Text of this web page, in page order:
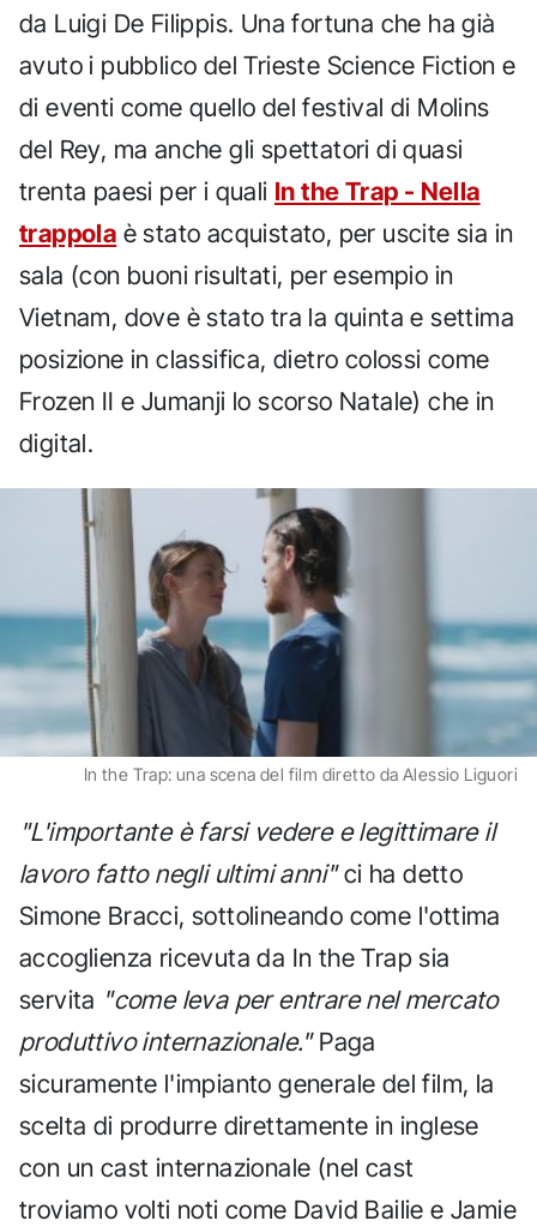
da Luigi De Filippis. Una fortuna che ha già
avuto i pubblico del Trieste Science Fiction e
di eventi come quello del festival di Molins
del Rey, ma anche gli spettatori di quasi
trenta paesi per i quali In the Trap - Nella
trappola è stato acquistato, per uscite sia in
sala (con buoni risultati, per esempio in
Vietnam, dove è stato tra la quinta e settima
posizione in classifica, dietro colossi come
Frozen II e Jumanji lo scorso Natale) che in
digital.
In the Trap: una scena del film diretto da Alessio Liguori
"L'importante è farsi vedere e legittimare il
lavoro fatto negli ultimi anni"ci ha detto
Simone Bracci, sottolineando come l'ottima
accoglienza ricevuta da In the Trap sia
servita "come leva per entrare nel mercato
produttivo internazionale."Paga
sicuramente l'impianto generale del film, la
scelta di produrre direttamente in inglese
con un cast internazionale (nel cast
troviamo volti noti come David Bailie e Jamie